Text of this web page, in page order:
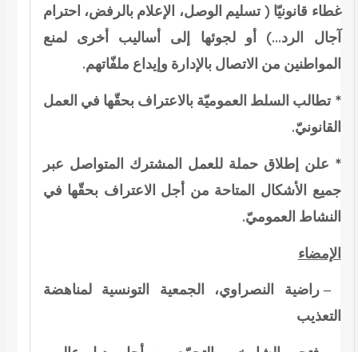
غطاء قانونيّا ( تسليم الوصل، الإعلام بالرفض، احترام
آجال الرد…) أو لجوئها إلى أساليب أخرى لمنع
المواطنين من الاتصال بالإدارة وإيداع ملفّاتهم.
* تطالب السلط العموميّة بالاعتراف بحقّها في العمل
القانونيّ.
* علن إطلاق حملة للعمل المشترك المتواصل عبر
جميع الأشكال المتاحة من أجل الاعتراف بحقّها في
النشاط العموميّ.
الإمضاء
– راضية النصراوي، الجمعية التونسية لمناهضة
التعذيب